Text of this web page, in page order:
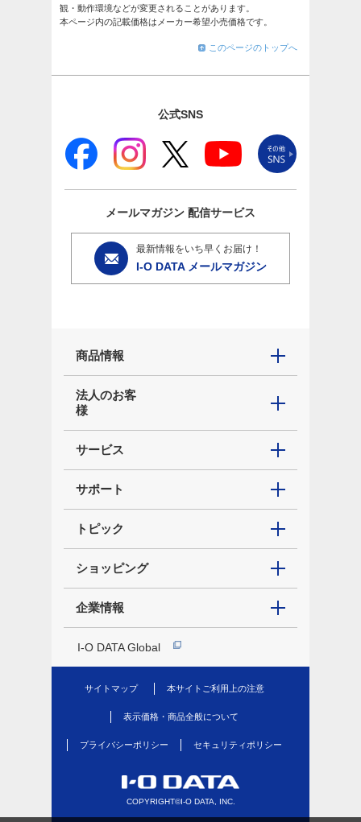
観・動作環境などが変更されることがあります。
本ページ内の記載価格はメーカー希望小売価格です。
このページのトップへ
公式SNS
メールマガジン 配信サービス
最新情報をいち早くお届け！
I-O DATA メールマガジン
商品情報
法人のお客
様
サービス
サポート
トピック
ショッピング
企業情報
I-O DATA Global
サイトマップ 本サイトご利用上の注意
表示価格・商品全般について
プライバシーポリシー セキュリティポリシー
COPYRIGHT©I-O DATA, INC.